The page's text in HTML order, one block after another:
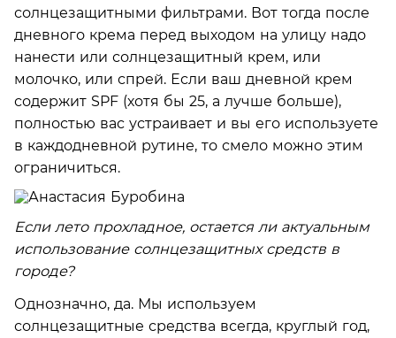
солнцезащитными фильтрами. Вот тогда после
дневного крема перед выходом на улицу надо
нанести или солнцезащитный крем, или
молочко, или спрей. Если ваш дневной крем
содержит SPF (хотя бы 25, а лучше больше),
полностью вас устраивает и вы его используете
в каждодневной рутине, то смело можно этим
ограничиться.
Если лето прохладное, остается ли актуальным
использование солнцезащитных средств в
городе?
Однозначно, да. Мы используем
солнцезащитные средства всегда, круглый год,